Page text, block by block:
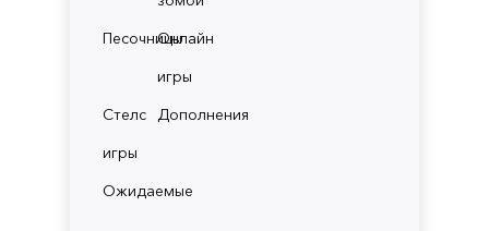
ПесочницыОнлайн
игры
Стелс
игры
Дополнения
Ожидаемые